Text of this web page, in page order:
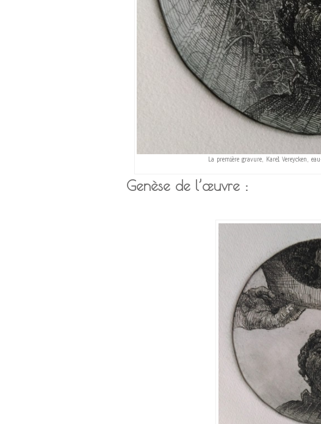
La première gravure, Karel Vereycken,
Genèse de l’œuvre :